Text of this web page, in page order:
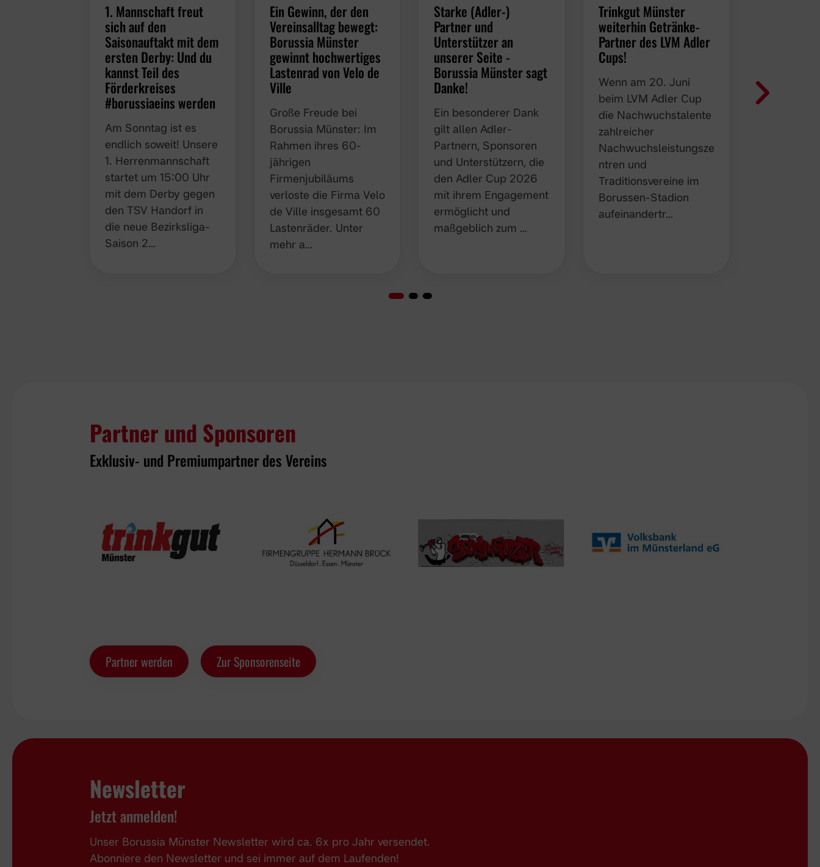
1. Mannschaft freut
sich auf den
Saisonauftakt mit dem
ersten Derby: Und du
kannst Teil des
Förderkreises
#borussiaeins werden
Am Sonntag ist es
endlich soweit! Unsere
1. Herrenmannschaft
startet um 15:00 Uhr
mit dem Derby gegen
den TSV Handorf in
die neue Bezirksliga-
Saison 2…
Ein Gewinn, der den
Vereinsalltag bewegt:
Borussia Münster
gewinnt hochwertiges
Lastenrad von Velo de
Ville
Große Freude bei
Borussia Münster: Im
Rahmen ihres 60-
jährigen
Firmenjubiläums
verloste die Firma Velo
de Ville insgesamt 60
Lastenräder. Unter
mehr a…
Starke (Adler-)
Partner und
Unterstützer an
unserer Seite -
Borussia Münster sagt
Danke!
Ein besonderer Dank
gilt allen Adler-
Partnern, Sponsoren
und Unterstützern, die
den Adler Cup 2026
mit ihrem Engagement
ermöglicht und
maßgeblich zum …
Trinkgut Münster
weiterhin Getränke-
Partner des LVM Adler
Cups!
Wenn am 20. Juni
beim LVM Adler Cup
die Nachwuchstalente
zahlreicher
Nachwuchsleistungsze
ntren und
Traditionsvereine im
Borussen-Stadion
aufeinandertr…
LVM
Partner und Sponsoren
Exklusiv- und Premiumpartner des Vereins
Partner werden Zur Sponsorenseite
Newsletter
Jetzt anmelden!
Unser Borussia Münster Newsletter wird ca. 6x pro Jahr versendet.
Abonniere den Newsletter und sei immer auf dem Laufenden!